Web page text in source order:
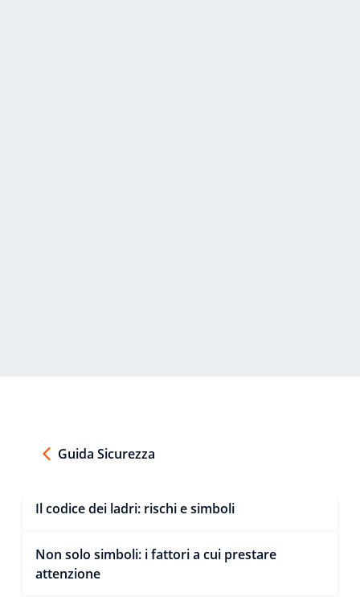
Guida Sicurezza
Il codice dei ladri: rischi e simboli
Non solo simboli: i fattori a cui prestare
attenzione